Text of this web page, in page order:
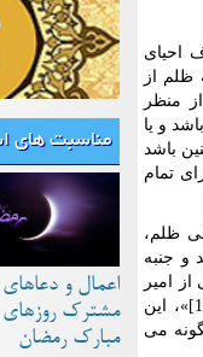
احیای
ظلم از
منظر
و یا
باشد
تمام
ظلم،
و جنبه
امیر
المومنان علی عليه السلام اینگونه وارد شده است: «ظلم نفسه من عصی الله و اطاع الشیطان[13]»، این
می
مناسبت های
اعمال و دعاهای
مشترک روزهای
مبارک رمضان